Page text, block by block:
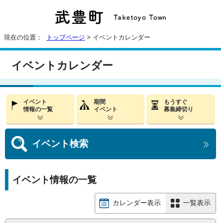
現在の位置： トップページ > イベントカレンダー
イベントカレンダー
イベント
情報の一覧
期間
イベント
もうすぐ
募集締切り
イベント検索
イベント情報の一覧
カレンダー表示 一覧表示